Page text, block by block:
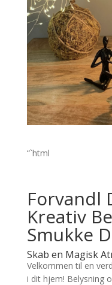
“`html
Forvandl
Kreativ
Smukke
Skab en Magisk
Velkommen til en
i dit hjem! Belysning